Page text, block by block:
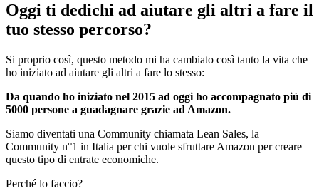
Oggi ti dedichi ad aiutare gli altri a fare il
tuo stesso percorso?
Si proprio così, questo metodo mi ha cambiato così tanto la vita che
ho iniziato ad aiutare gli altri a fare lo stesso:
Da quando ho iniziato nel 2015 ad oggi ho accompagnato più di
5000 persone a guadagnare grazie ad Amazon.
Siamo diventati una Community chiamata Lean Sales, la
Community n°1 in Italia per chi vuole sfruttare Amazon per creare
questo tipo di entrate economiche.
Perché lo faccio?